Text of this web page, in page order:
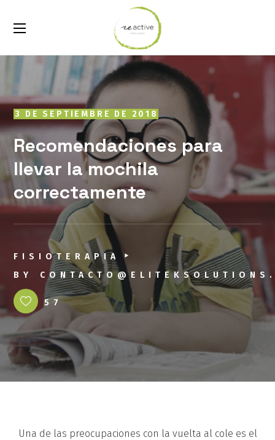
3 DE SEPTIEMBRE DE 2018
Recomendaciones para
llevar la mochila
correctamente
FISIOTERAPIA
BY
57
Una de las preocupaciones con la vuelta al cole es el